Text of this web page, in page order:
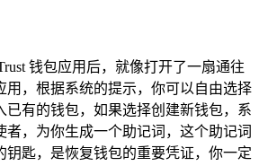
钱包应用后，就像打开了一扇通往
用，根据系统的提示，你可以自由选择
已有的钱包，如果选择创建新钱包，系
者，为你生成一个助记词，这个助记词
钥匙，是恢复钱包的重要凭证，你一定